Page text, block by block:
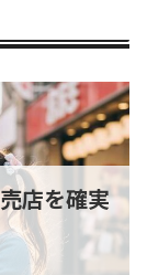
店を確実